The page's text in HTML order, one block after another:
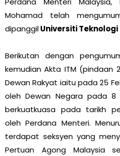
Mohamad telah
dipanggilUniversiti Teknologi
Berikutan dengan
kemudian Akta ITM (pindaan
Dewan Rakyat iaitu pada 25
oleh Dewan Negara pada 8
berkuatkuasa pada tarikh
oleh Perdana Menteri.
terdapat seksyen yang
Pertuan Agong Malaysia